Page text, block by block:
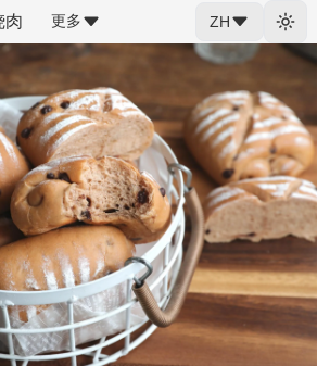
肉 更多 ZH